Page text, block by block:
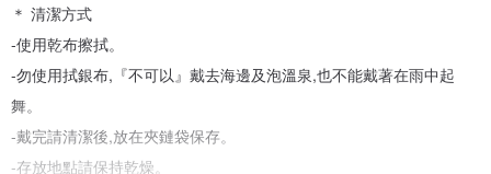
＊ 清潔方式
-使用乾布擦拭。
-勿使用拭銀布,『不可以』戴去海邊及泡溫泉,也不能戴著在雨中起
舞。
-戴完請清潔後,放在夾鏈袋保存。
-存放地點請保持乾燥。